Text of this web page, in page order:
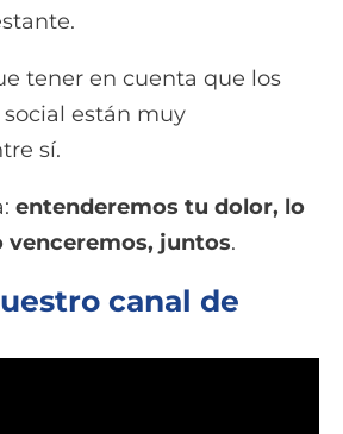
tener en cuenta que los
están muy
sí.
entenderemos tu dolor, lo
venceremos, juntos.
canal de